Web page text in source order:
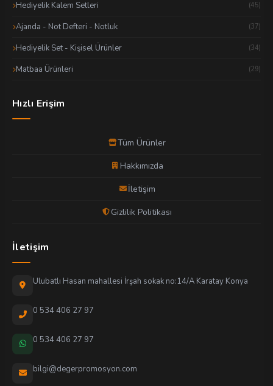
Hediyelik Kalem Setleri (45)
Ajanda - Not Defteri - Notluk (37)
Hediyelik Set - Kişisel Ürünler (34)
Matbaa Ürünleri (29)
Hızlı Erişim
Tüm Ürünler
Hakkımızda
İletişim
Gizlilik Politikası
İletişim
Ulubatlı Hasan mahallesi İrşah sokak no:14/A Karatay Konya
0 534 406 27 97
0 534 406 27 97
bilgi@degerpromosyon.com